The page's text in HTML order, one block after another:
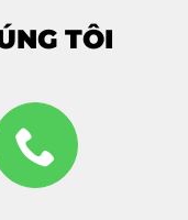
TÔI